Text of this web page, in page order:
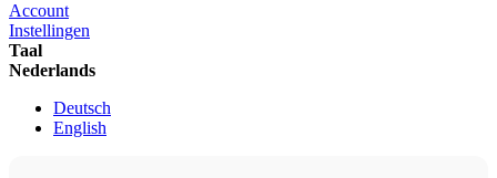
Account
Instellingen
Taal
Nederlands
Deutsch
English